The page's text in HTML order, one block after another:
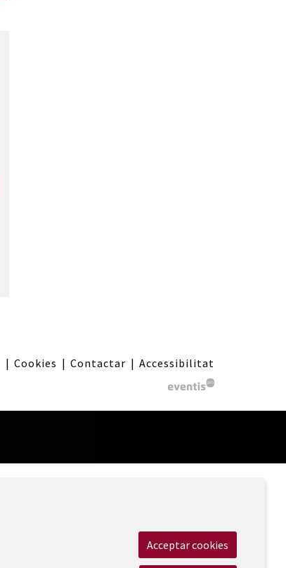
| Cookies | Contactar | Accessibilitat
Acceptar cookies